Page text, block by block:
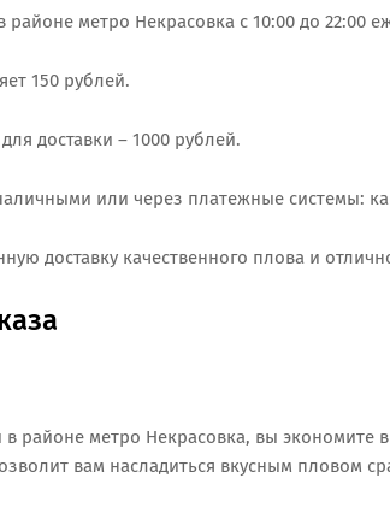
районе метро Некрасовка с 10:00 до 22:00
150 рублей.
доставки – 1000 рублей.
или через платежные системы:
доставку качественного плова и
в районе метро Некрасовка, вы
вам насладиться вкусным пловом